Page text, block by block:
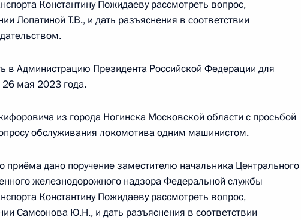
Окского бассейнового водного управления Федерального
Вахтанг Астахов провёл в Приёмной Президента
по приёму граждан в Москве личный приём граждан
управления Федеральной службы по финансовому
федеральному округу Станислав Волков провёл
Российской Федерации по приёму граждан в Москве
Константину Пожидаеву рассмотреть вопрос,
Лопатиной Т.В., и дать разъяснения в соответствии
в Администрацию Президента Российской Федерации для
26 мая 2023 года.
из города Ногинска Московской области с просьбой
обслуживания локомотива одним машинистом.
приёма дано поручение заместителю начальника Центрального
железнодорожного надзора Федеральной службы
Константину Пожидаеву рассмотреть вопрос,
Самсонова Ю.Н., и дать разъяснения в соответствии